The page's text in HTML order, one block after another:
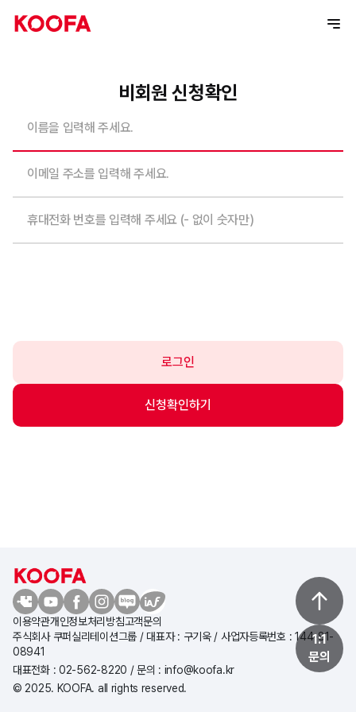
비회원 신청확인
로그인
1:1
문의
이용약관개인정보처리방침고객문의
주식회사 쿠퍼실리테이션그룹 / 대표자 : 구기욱 / 사업자등록번호 : 144-81-
08941
대표전화 : 02-562-8220 / 문의 : info@koofa.kr
© 2025. KOOFA. all rights reserved.